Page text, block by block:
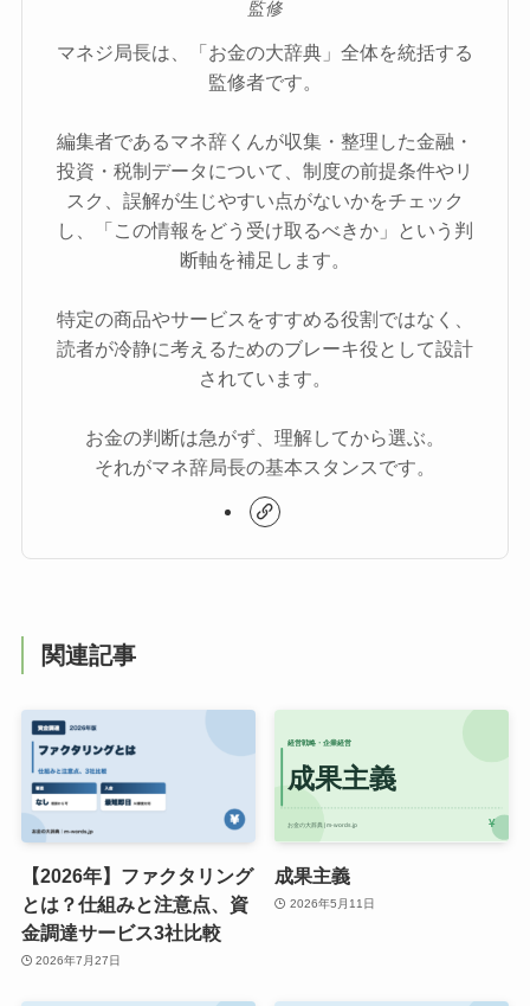
監修
マネジ局長は、「お金の大辞典」全体を統括する
監修者です。
編集者であるマネ辞くんが収集・整理した金融・
投資・税制データについて、制度の前提条件やリ
スク、誤解が生じやすい点がないかをチェック
し、「この情報をどう受け取るべきか」という判
断軸を補足します。
特定の商品やサービスをすすめる役割ではなく、
読者が冷静に考えるためのブレーキ役として設計
されています。
お金の判断は急がず、理解してから選ぶ。
それがマネ辞局長の基本スタンスです。
関連記事
【2026年】ファクタリング
とは？仕組みと注意点、資
金調達サービス3社比較
2026年7月27日
成果主義
2026年5月11日